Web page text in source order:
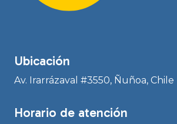
Ubicación
Av. Irarrázaval #3550, Ñuñoa, Chile
Horario de atención